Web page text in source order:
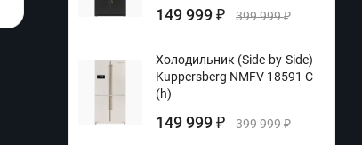
149 999₽ 399 999₽
Холодильник (Side-by-Side)
Kuppersberg NMFV 18591 C
(h)
149 999₽ 399 999₽